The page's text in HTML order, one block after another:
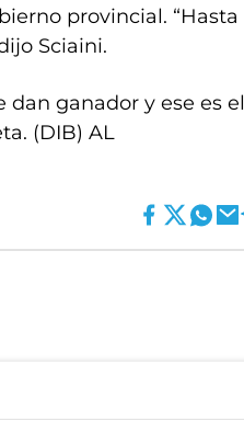
provincial. “Hasta
Sciaini.
dan ganador y ese es el
(DIB) AL